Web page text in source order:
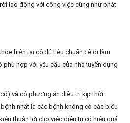
lao động với công việc cũng như phát
hiện tại có đủ tiêu chuẩn để đi làm
hợp với yêu cầu của nhà tuyển dụng
và có phương án điều trị kịp thời.
nhất là các bệnh không có các biểu
thuận lợi cho việc điều trị có hiệu quả